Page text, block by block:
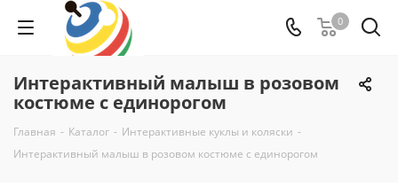
0
Интерактивный малыш в розовом
костюме c единорогом
Главная - Каталог - Интерактивные куклы и коляски -
Интерактивный малыш в розовом костюме c единорогом